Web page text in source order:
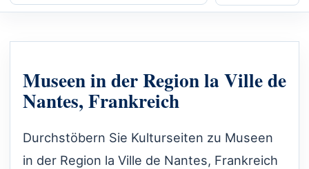
Museen in der Region la Ville de
Nantes, Frankreich
Durchstöbern Sie Kulturseiten zu Museen
in der Region la Ville de Nantes, Frankreich